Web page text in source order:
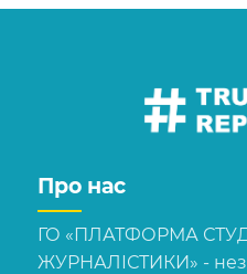
Про нас
ГО «ПЛАТФОРМА
ЖУРНАЛІСТИКИ» -